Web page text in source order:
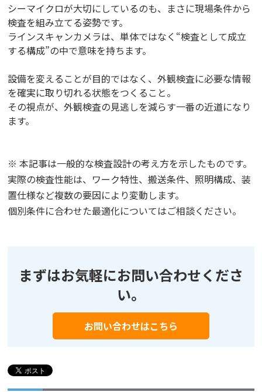
シーマイクロが大切にしているのも、まさに現場条件から
検査を組み立てる姿勢です。
ラインスキャンカメラは、単体ではなく“検査として成立
する構成”の中で意味を持ちます。
設備を変えることが目的ではなく、外観検査に必要な情報
を確実に取り切れる状態をつくること。
その視点が、外観検査の見逃しを減らす一番の近道になり
ます。
※ 本記事は一般的な検査設計の考え方を示したものです。
実際の検査性能は、ワーク特性、搬送条件、照明構成、装
置仕様など複数の要因により変動します。
個別条件に合わせた最適化についてはご相談ください。
まずはお気軽にお問い合わせくださ
い。
お問い合わせはこちら